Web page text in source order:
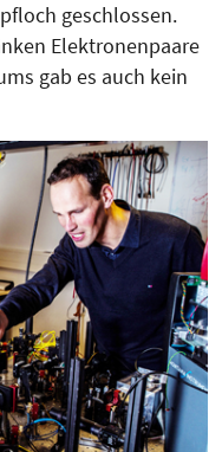
geschlossen.
Elek­tro­nenpaare
gab es auch kein